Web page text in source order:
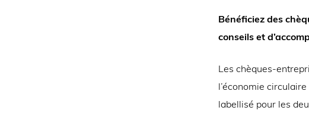
Bénéficiez des
conseils et
Les chèques-
l’économie
labellisé pour les